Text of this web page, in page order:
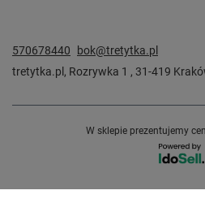
570678440
bok@tretytka.pl
tretytka.pl , Rozrywka 1 , 31-419
W sklepie prezentujemy